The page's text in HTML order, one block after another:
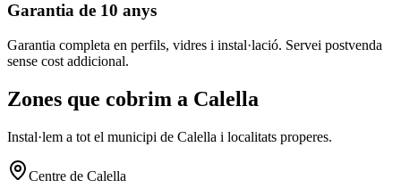
Garantia de 10 anys
Garantia completa en perfils, vidres i instal·lació. Servei postvenda
sense cost addicional.
Zones que cobrim a Calella
Instal·lem a tot el municipi de Calella i localitats properes.
Centre de Calella